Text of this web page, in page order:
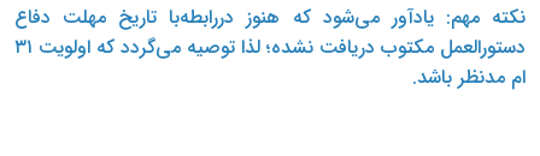
نکته مهم: یادآور می‌شود که هنوز دررابطه‌با تاریخ مهلت دفاع
دستورالعمل مکتوب دریافت نشده؛ لذا توصیه می‌گردد که اولویت ۳۱
ام مدنظر باشد.